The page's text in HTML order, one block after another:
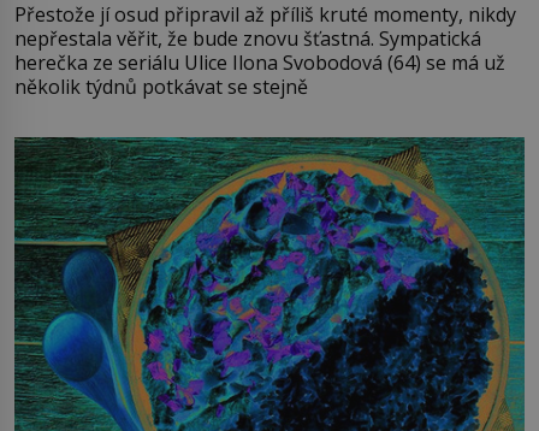
Přestože jí osud připravil až příliš kruté momenty, nikdy
nepřestala věřit, že bude znovu šťastná. Sympatická
herečka ze seriálu Ulice Ilona Svobodová (64) se má už
několik týdnů potkávat se stejně